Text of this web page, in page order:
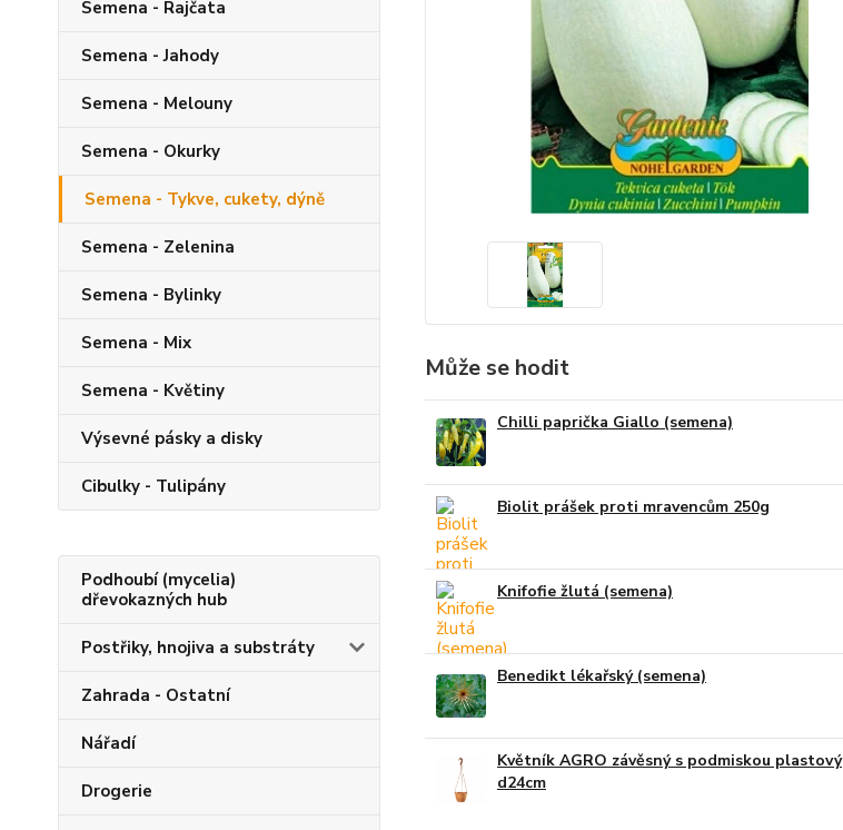
Semena - Rajčata
Semena - Jahody
Semena - Melouny
Semena - Okurky
Semena - Tykve, cukety, dýně
Semena - Zelenina
Semena - Bylinky
Semena - Mix
Semena - Květiny
Výsevné pásky a disky
Cibulky - Tulipány
Podhoubí (mycelia)
dřevokazných hub
Postřiky, hnojiva a substráty
Zahrada - Ostatní
Nářadí
Drogerie
Může se hodit
Chilli paprička Giallo (semena)
Biolit prášek proti mravencům 250g
Knifofie žlutá (semena)
Benedikt lékařský (semena)
Květník AGRO závěsný s podmiskou plastový
d24cm